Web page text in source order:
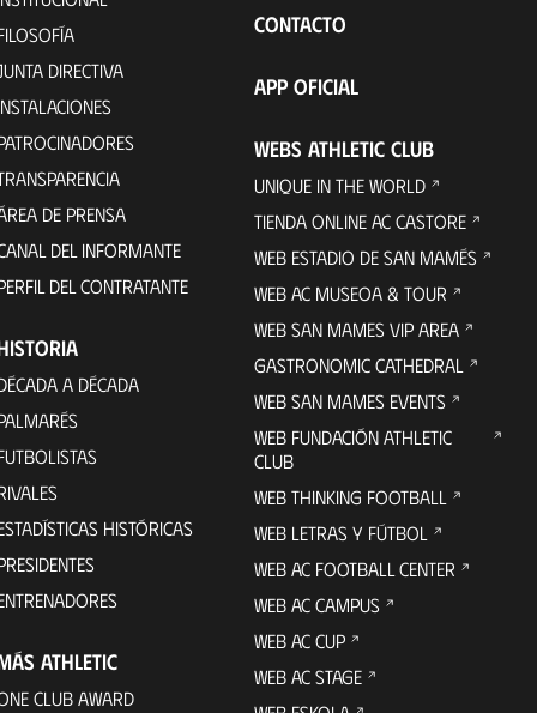
DIRECTIVA
DE PRENSA
DEL INFORMANTE
DEL CONTRATANTE
A DÉCADA
HISTÓRICAS
ATHLETIC
CLUB AWARD
CONTACTO
APP OFICIAL
WEBS ATHLETIC CLUB
UNIQUE IN THE WORLD
TIENDA ONLINE AC CASTORE
WEB ESTADIO DE SAN MAMÉS
WEB AC MUSEOA & TOUR
WEB SAN MAMES VIP AREA
GASTRONOMIC CATHEDRAL
WEB SAN MAMES EVENTS
WEB FUNDACIÓN ATHLETIC
CLUB
WEB THINKING FOOTBALL
WEB LETRAS Y FÚTBOL
WEB AC FOOTBALL CENTER
WEB AC CAMPUS
WEB AC CUP
WEB AC STAGE